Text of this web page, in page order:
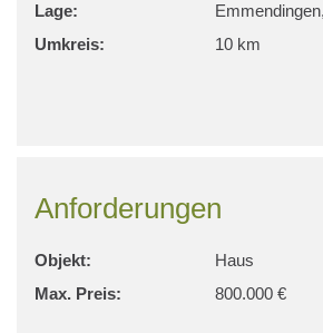
Lage:
Umkreis:
10 km
Anforderungen
Objekt:
Haus
Max. Preis:
800.000 €